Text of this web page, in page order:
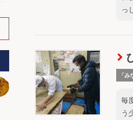
っ
「
毎
う